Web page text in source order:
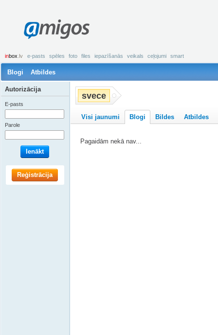
amigos
inbox .lv e-pasts spēles foto files iepazīšanās veikals ceļojumi smart
Blogi Atbildes
svece
Visi jaunumi Blogi Bildes Atbildes
Pagaidām nekā nav...
Autorizācija
E-pasts
Parole
Ienākt
Reģistrācija